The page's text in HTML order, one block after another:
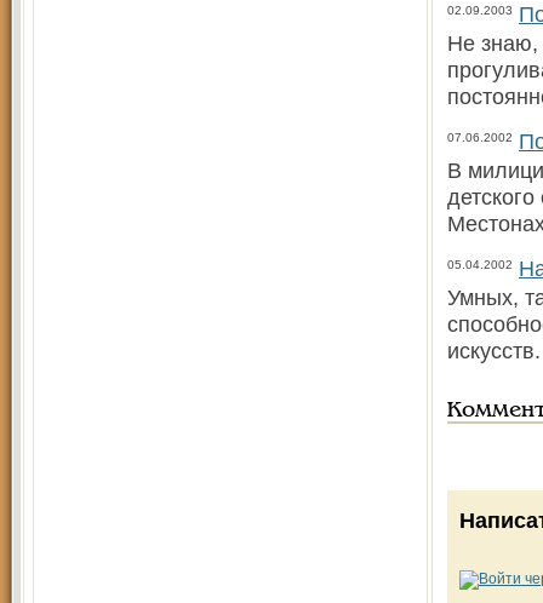
02.09.2003
Не знаю,
07.06.2002
В
05.04.2002
Умных,
искусств.